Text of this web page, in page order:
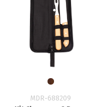
MDR-688209